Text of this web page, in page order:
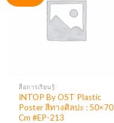
สื่อการเรียนรู้
INTOP By OST Plastic
Poster สีทางศิลปะ : 50×70
Cm #EP-213